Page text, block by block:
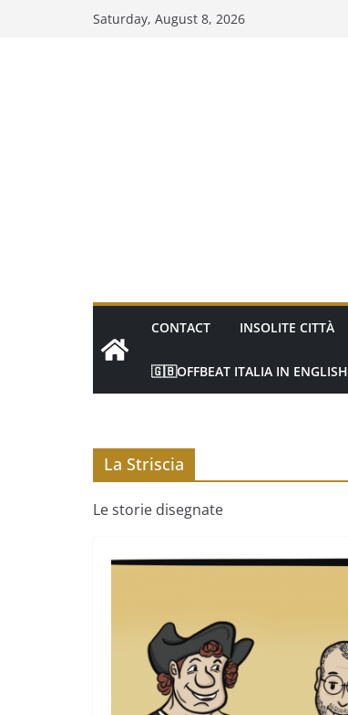
Saturday, August 8, 2026
CONTACT INSOLITE CITTÀ
🇬🇧OFFBEAT ITALIA IN ENGLISH
La Striscia
Le storie disegnate